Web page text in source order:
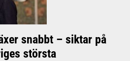
snabbt – siktar på
största